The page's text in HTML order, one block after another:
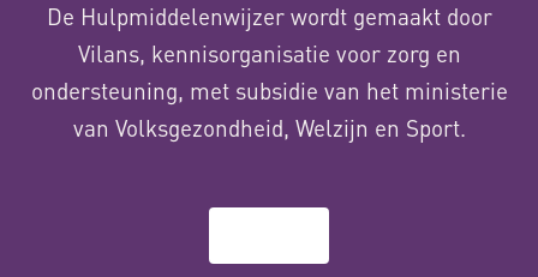
De Hulpmiddelenwijzer wordt gemaakt door
Vilans, kennisorganisatie voor zorg en
ondersteuning, met subsidie van het ministerie
van Volksgezondheid, Welzijn en Sport.